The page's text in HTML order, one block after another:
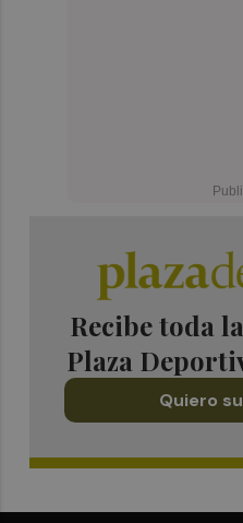
Recibe toda
Plaza
Quiero